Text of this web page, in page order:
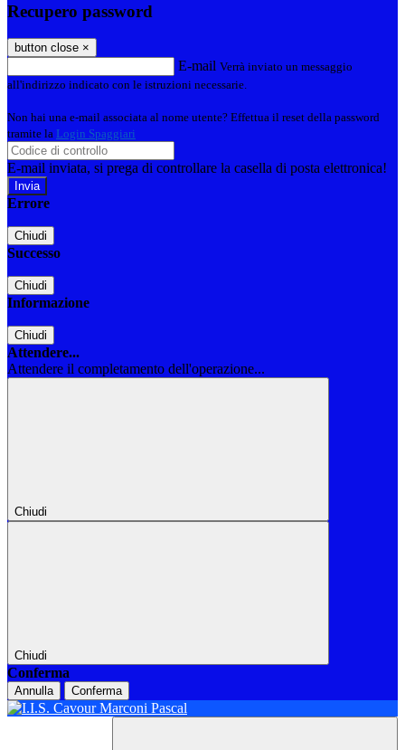
Recupero password
button close ×
E-mail Verrà inviato un messaggio
all'indirizzo indicato con le istruzioni necessarie.
Non hai una e-mail associata al nome utente? Effettua il reset della password
tramite la Login Spaggiari
E-mail inviata, si prega di controllare la casella di posta elettronica!
Errore
Chiudi
Successo
Chiudi
Informazione
Chiudi
Attendere...
Attendere il completamento dell'operazione...
Chiudi
Chiudi
Conferma
Annulla Conferma